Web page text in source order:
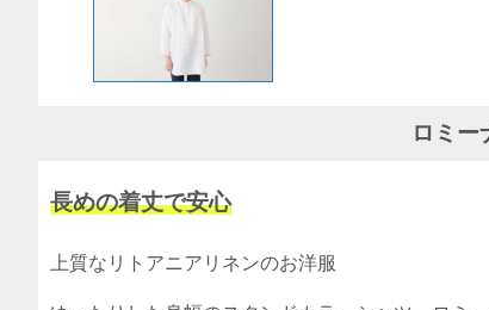
ロミー
長めの着丈で安心
上質なリトアニアリネンのお洋服